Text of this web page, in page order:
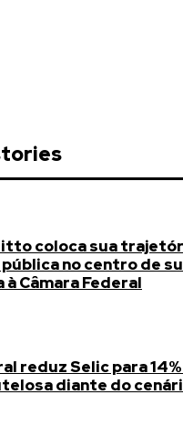
coloca sua
no centro de
Câmara Federal
reduz Selic para
diante do